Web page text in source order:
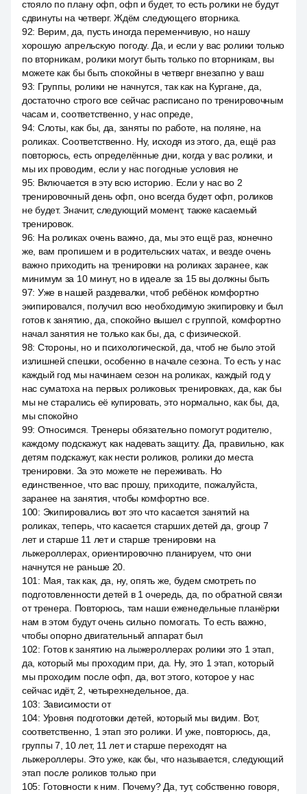
стояло по плану офп, офп и будет, то есть ролики не будут
сдвинуты на четверг. Ждём следующего вторника.
92: Верим, да, пусть иногда переменчивую, но нашу
хорошую апрельскую погоду. Да, и если у вас ролики только
по вторникам, ролики могут быть только по вторникам, вы
можете как бы быть спокойны в четверг внезапно у ваш
93: Группы, ролики не начнутся, так как на Кургане, да,
достаточно строго все сейчас расписано по тренировочным
часам и, соответственно, у нас опреде,
94: Слоты, как бы, да, заняты по работе, на поляне, на
роликах. Соответственно. Ну, исходя из этого, да, ещё раз
повторюсь, есть определённые дни, когда у вас ролики, и
мы их проводим, если у нас погодные условия не
95: Включается в эту всю историю. Если у нас во 2
тренировочный день офп, оно всегда будет офп, роликов
не будет. Значит, следующий момент, также касаемый
тренировок.
96: На роликах очень важно, да, мы это ещё раз, конечно
же, вам пропишем и в родительских чатах, и везде очень
важно приходить на тренировки на роликах заранее, как
минимум за 10 минут, но в идеале за 15 вы должны быть
97: Уже в нашей раздевалки, чтоб ребёнок комфортно
экипировался, получил всю необходимую экипировку и был
готов к занятию, да, спокойно вышел с группой, комфортно
начал занятия не только как бы, да, с физической.
98: Стороны, но и психологической, да, чтоб не было этой
излишней спешки, особенно в начале сезона. То есть у нас
каждый год мы начинаем сезон на роликах, каждый год у
нас суматоха на первых роликовых тренировках, да, как бы
мы не старались её купировать, это нормально, как бы, да,
мы спокойно
99: Относимся. Тренеры обязательно помогут родителю,
каждому подскажут, как надевать защиту. Да, правильно, как
детям подскажут, как нести роликов, ролики до места
тренировки. За это можете не переживать. Но
единственное, что вас прошу, приходите, пожалуйста,
заранее на занятия, чтобы комфортно все.
100: Экипировались вот это что касается занятий на
роликах, теперь, что касается старших детей да, group 7
лет и старше 11 лет и старше тренировки на
лыжероллерах, ориентировочно планируем, что они
начнутся не раньше 20.
101 : Мая, так как, да, ну, опять же, будем смотреть по
подготовленности детей в 1 очередь, да, по обратной связи
от тренера. Повторюсь, там наши еженедельные планёрки
нам в этом будут очень сильно помогать. То есть важно,
чтобы опорно двигательный аппарат был
102: Готов к занятию на лыжероллерах ролики это 1 этап,
да, который мы проходим при, да. Ну, это 1 этап, который
мы проходим после офп, да, вот этого, которое у нас
сейчас идёт, 2, четырехнедельное, да.
103: Зависимости от
104: Уровня подготовки детей, который мы видим. Вот,
соответственно, 1 этап это ролики. И уже, повторюсь, да,
группы 7, 10 лет, 11 лет и старше переходят на
лыжероллеры. Это уже, как бы, что называется, следующий
этап после роликов только при
105: Готовности к ним. Почему? Да, тут, собственно говоря,